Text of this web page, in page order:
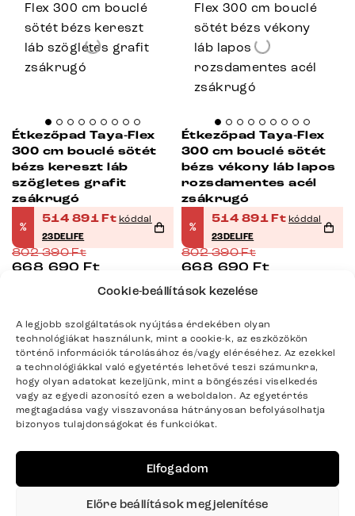
Cookie-beállítások kezelése
A legjobb szolgáltatások nyújtása érdekében olyan
technológiákat használunk, mint a cookie-k, az eszközökön
történő információk tárolásához és/vagy eléréséhez. Az ezekkel
a technológiákkal való egyetértés lehetővé teszi számunkra,
hogy olyan adatokat kezeljünk, mint a böngészési viselkedés
vagy az egyedi azonosító ezen a weboldalon. Az egyetértés
megtagadása vagy visszavonása hátrányosan befolyásolhatja
bizonyos tulajdonságokat és funkciókat.
Elfogadom
Előre beállítások megjelenítése
Étkezőpad Taya-Flex
300 cm bouclé sötét
bézs kereszt láb
szögletes grafit
zsákrugó
%
514 891Ft kóddal
23DELIFE
802 390Ft
668 690 Ft
08.14 – 08.19 Önnél
Étkezőpad Taya-Flex
300 cm bouclé sötét
bézs vékony láb lapos
rozsdamentes acél
zsákrugó
%
514 891Ft kóddal
23DELIFE
802 390Ft
668 690 Ft
Készleten > 10 db
08.14 – 08.19 Önnél
-36% -36%